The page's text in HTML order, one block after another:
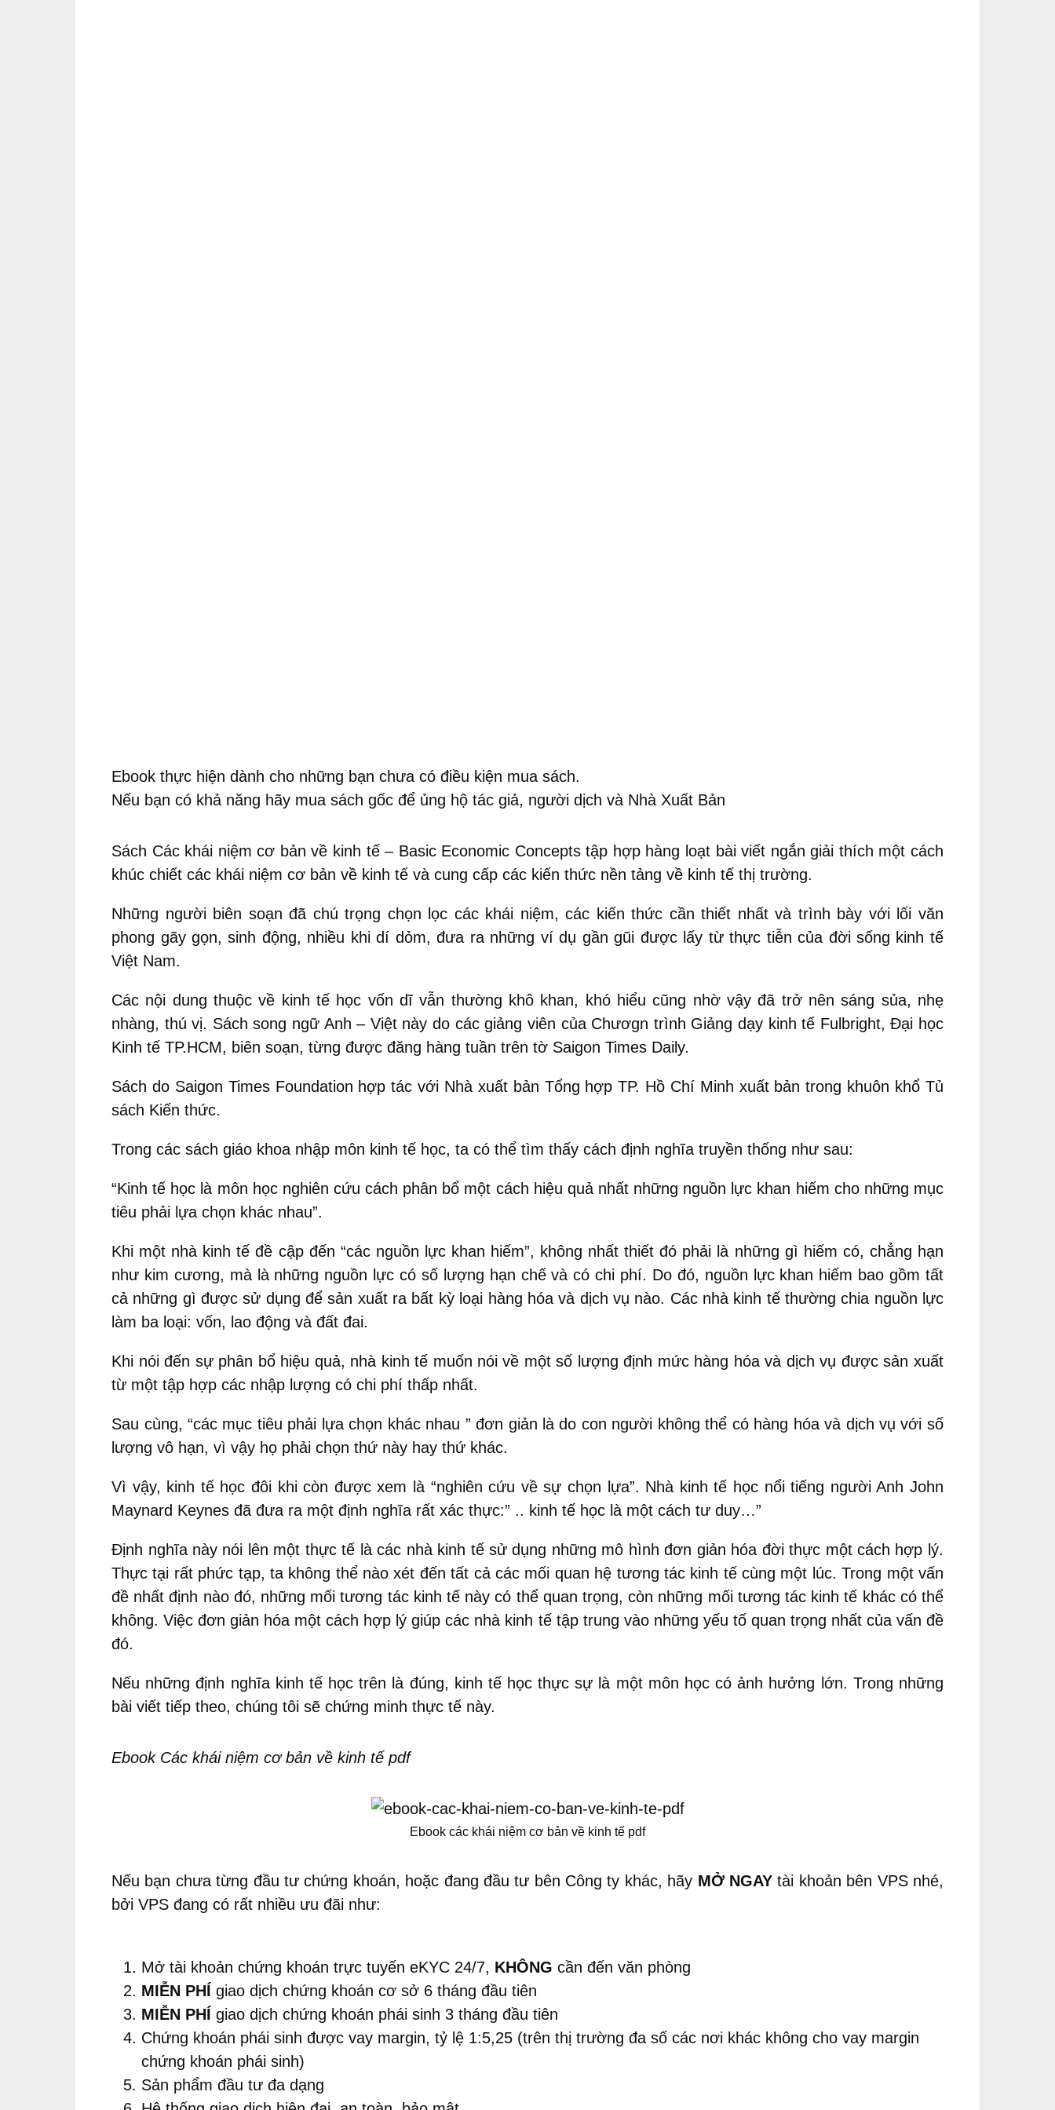
Ebook thực hiện dành cho những bạn chưa có điều kiện mua sách.
Nếu bạn có khả năng hãy mua sách gốc để ủng hộ tác giả, người dịch và Nhà Xuất Bản
Sách Các khái niệm cơ bản về kinh tế – Basic Economic Concepts tập hợp hàng loạt bài viết ngắn giải thích một cách
khúc chiết các khái niệm cơ bản về kinh tế và cung cấp các kiến thức nền tảng về kinh tế thị trường.
Những người biên soạn đã chú trọng chọn lọc các khái niệm, các kiến thức cần thiết nhất và trình bày với lối văn
phong gãy gọn, sinh động, nhiều khi dí dỏm, đưa ra những ví dụ gần gũi được lấy từ thực tiễn của đời sống kinh tế
Việt Nam.
Các nội dung thuộc về kinh tế học vốn dĩ vẫn thường khô khan, khó hiểu cũng nhờ vậy đã trở nên sáng sủa, nhẹ
nhàng, thú vị. Sách song ngữ Anh – Việt này do các giảng viên của Chươgn trình Giảng dạy kinh tế Fulbright, Đại học
Kinh tế TP.HCM, biên soạn, từng được đăng hàng tuần trên tờ Saigon Times Daily.
Sách do Saigon Times Foundation hợp tác với Nhà xuất bản Tổng hợp TP. Hồ Chí Minh xuất bản trong khuôn khổ Tủ
sách Kiến thức.
Trong các sách giáo khoa nhập môn kinh tế học, ta có thể tìm thấy cách định nghĩa truyền thống như sau:
“Kinh tế học là môn học nghiên cứu cách phân bổ một cách hiệu quả nhất những nguồn lực khan hiếm cho những mục
tiêu phải lựa chọn khác nhau”.
Khi một nhà kinh tế đề cập đến “các nguồn lực khan hiếm”, không nhất thiết đó phải là những gì hiếm có, chẳng hạn
như kim cương, mà là những nguồn lực có số lượng hạn chế và có chi phí. Do đó, nguồn lực khan hiếm bao gồm tất
cả những gì được sử dụng để sản xuất ra bất kỳ loại hàng hóa và dịch vụ nào. Các nhà kinh tế thường chia nguồn lực
làm ba loại: vốn, lao động và đất đai.
Khi nói đến sự phân bổ hiệu quả, nhà kinh tế muốn nói về một số lượng định mức hàng hóa và dịch vụ được sản xuất
từ một tập hợp các nhập lượng có chi phí thấp nhất.
Sau cùng, “các mục tiêu phải lựa chọn khác nhau ” đơn giản là do con người không thể có hàng hóa và dịch vụ với số
lượng vô hạn, vì vậy họ phải chọn thứ này hay thứ khác.
Vì vậy, kinh tế học đôi khi còn được xem là “nghiên cứu về sự chọn lựa”. Nhà kinh tế học nổi tiếng người Anh John
Maynard Keynes đã đưa ra một định nghĩa rất xác thực:” .. kinh tế học là một cách tư duy…”
Định nghĩa này nói lên một thực tế là các nhà kinh tế sử dụng những mô hình đơn giản hóa đời thực một cách hợp lý.
Thực tại rất phức tạp, ta không thể nào xét đến tất cả các mối quan hệ tương tác kinh tế cùng một lúc. Trong một vấn
đề nhất định nào đó, những mối tương tác kinh tế này có thể quan trọng, còn những mối tương tác kinh tế khác có thể
không. Việc đơn giản hóa một cách hợp lý giúp các nhà kinh tế tập trung vào những yếu tố quan trọng nhất của vấn đề
đó.
Nếu những định nghĩa kinh tế học trên là đúng, kinh tế học thực sự là một môn học có ảnh hưởng lớn. Trong những
bài viết tiếp theo, chúng tôi sẽ chứng minh thực tế này.
Ebook Các khái niệm cơ bản về kinh tế pdf
Ebook các khái niệm cơ bản về kinh tế pdf
Nếu bạn chưa từng đầu tư chứng khoán, hoặc đang đầu tư bên Công ty khác, hãy MỞ NGAY tài khoản bên VPS nhé,
bởi VPS đang có rất nhiều ưu đãi như:
Mở tài khoản chứng khoán trực tuyến eKYC 24/7, KHÔNG cần đến văn phòng
MIỄN PHÍ giao dịch chứng khoán cơ sở 6 tháng đầu tiên
MIỄN PHÍ giao dịch chứng khoán phái sinh 3 tháng đầu tiên
Chứng khoán phái sinh được vay margin, tỷ lệ 1:5,25 (trên thị trường đa số các nơi khác không cho vay margin
chứng khoán phái sinh)
Sản phẩm đầu tư đa dạng